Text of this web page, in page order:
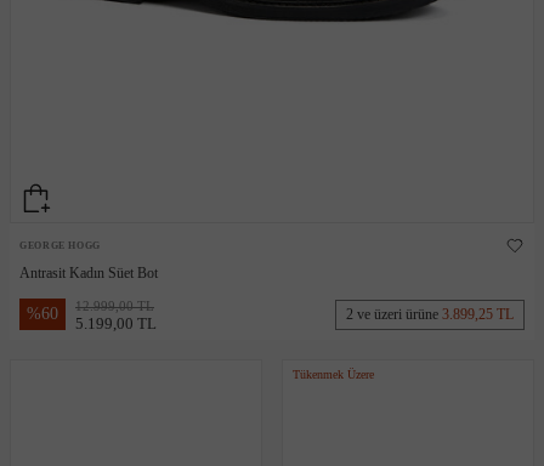
GEORGE HOGG
Antrasit Kadın Süet Bot
%60 12.999,00 TL
5.199,00 TL 2 ve üzeri ürüne 3.899,25 TL
Tükenmek Üzere